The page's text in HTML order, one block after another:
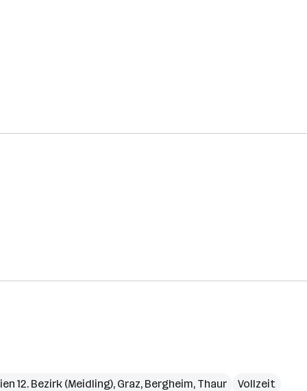
12. Bezirk (Meidling), Graz, Bergheim, Thaur
Vollzeit